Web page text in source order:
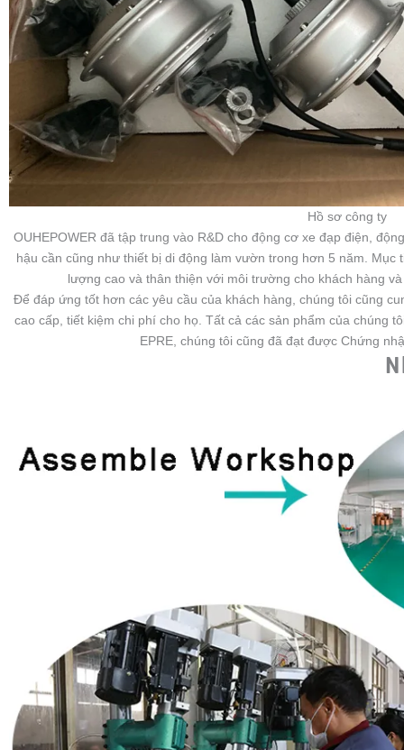
Hồ sơ công ty
OUHEPOWER đã tập trung vào R&D cho động cơ xe đạp điện,
hậu cần cũng như thiết bị di động làm vườn trong hơn 5 năm. Mục
lượng cao và thân thiện với môi trường cho khách hàng
Để đáp ứng tốt hơn các yêu cầu của khách hàng, chúng tôi cũng
cao cấp, tiết kiệm chi phí cho họ. Tất cả các sản phẩm của chúng
EPRE, chúng tôi cũng đã đạt được Chứng